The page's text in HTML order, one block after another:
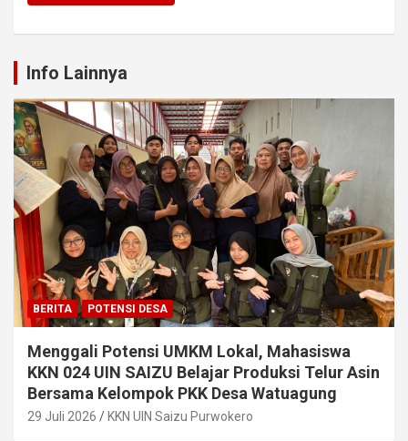
Info Lainnya
BERITA POTENSI DESA
Menggali Potensi UMKM Lokal, Mahasiswa
KKN 024 UIN SAIZU Belajar Produksi Telur Asin
Bersama Kelompok PKK Desa Watuagung
29 Juli 2026 KKN UIN Saizu Purwokero